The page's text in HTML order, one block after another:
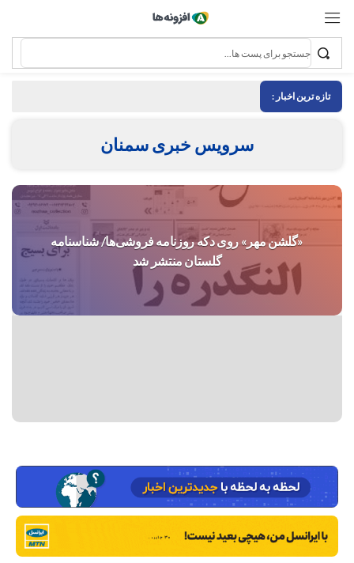
تازه ترین اخبار :
سرویس خبری سمنان
«گلشن مهر» روی دکه روزنامه فروشی‌ها/ شناسنامه
گلستان منتشر شد